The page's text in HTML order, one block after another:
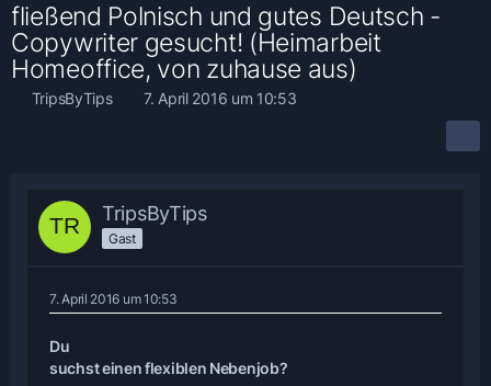
fließend Polnisch und gutes Deutsch -
Copywriter gesucht! (Heimarbeit
Homeoffice, von zuhause aus)
TripsByTips 7. April 2016 um 10:53
TripsByTips
Gast
7. April 2016 um 10:53
Du
suchst einen flexiblen Nebenjob?